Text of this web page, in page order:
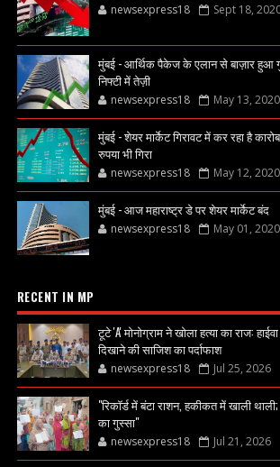
newsexpress18 Sept 18,
मुंबई - आर्थिक पैकेज के एलान से बाज़ार
निफ्टी में तेज़ी
newsexpress18 May 13, 2020
मुंबई - शेयर मार्केट गिरावट में कर रहा है
रुपया भी गिरा
newsexpress18 May 12, 2020
मुंबई - आज महाराष्ट्र डे पर शेयर मार्केट बंद
newsexpress18 May 01, 2020
RECENT IN MP
टूटे 'A' मोनोग्राम ने खोला हत्या का राज:
दिखाने की साजिश का पर्दाफाश
newsexpress18 Jul 25, 2026
"रिकॉर्ड में बंटा राशन, हकीकत में खाली
का गुस्सा"
newsexpress18 Jul 21, 2026